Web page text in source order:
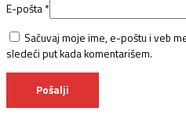
E-pošta *
Sačuvaj moje ime, e-poštu i veb
sledeći put kada komentarišem.